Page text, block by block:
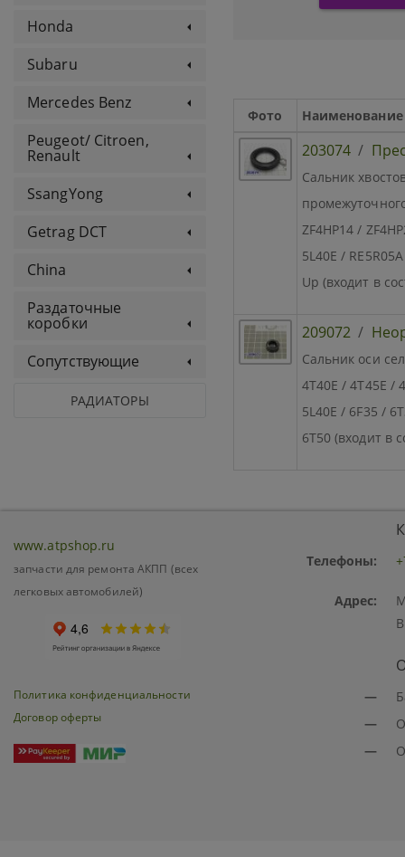
Honda
Subaru
Mercedes Benz
Peugeot/ Citroen,
Renault
SsangYong
Getrag DCT
China
Раздаточные
коробки
Сопутствующие
РАДИАТОРЫ
Фото Наименование
203074 /
Сальник
ZF4HP14 /
5L40E /
Up (входит в
209072 /
Сальник оси
4T40E / 4T45E /
5L40E / 6F35 /
6T50 (входит в
www.atpshop.ru
запчасти для ремонта АКПП (всех
легковых автомобилей)
Политика конфиденциальности
Договор оферты
Телефоны:
Адрес:
—
—
—